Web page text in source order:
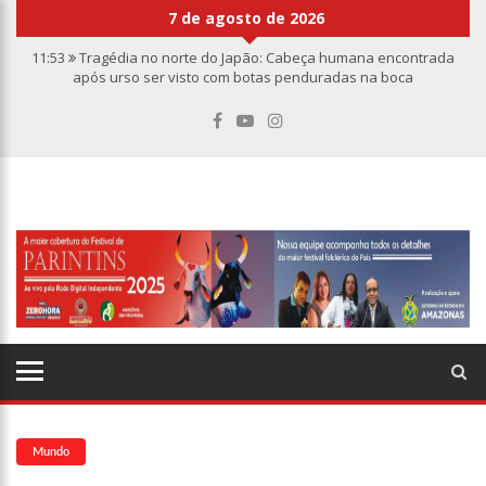
7 de agosto de 2026
11:53
Tragédia no norte do Japão: Cabeça humana encontrada
após urso ser visto com botas penduradas na boca
esquartejada em Manaus; relembre os fatos
10:32 Rússia destrói grandes depósitos de armas da OTAN na
Ucrânia
10:26
Estado Unidos estão furiosos com o retorno da Síria ao
mundo árabe e ameaçam aliados
10:11 Homem é executado a tiros dentro da própria residência em
10:00 Linha Direta exibe vídeo com o corpo do menino Henry Borel
15:34
Mundo